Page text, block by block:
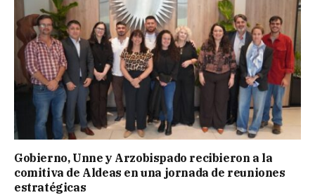
Gobierno, Unne y Arzobispado recibieron a la
comitiva de Aldeas en una jornada de reuniones
estratégicas